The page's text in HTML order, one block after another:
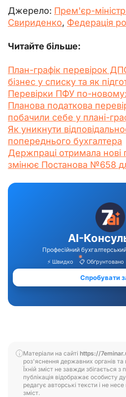
Джерело: Прем'єр-
Свириденко, Федерація
Читайте більше:
План-графік перевірок
бізнес у списку та як
Перевірки ПФУ по-
Планова податкова
побачили себе у плані-
Як уникнути
попереднього бухгалтера
Держпраці отримала
змінює Постанова №658
Матеріали на сайті https://
роз'яснення державних органів та
Їхній зміст не завжди збігається
публікація відображає особисту
редагує авторські тексти і не несе
зміст.